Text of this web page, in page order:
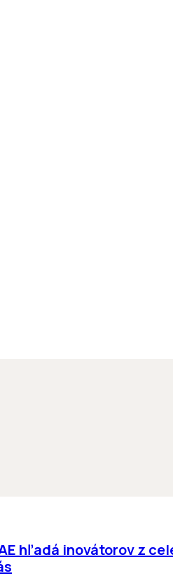
hľadá inovátorov z